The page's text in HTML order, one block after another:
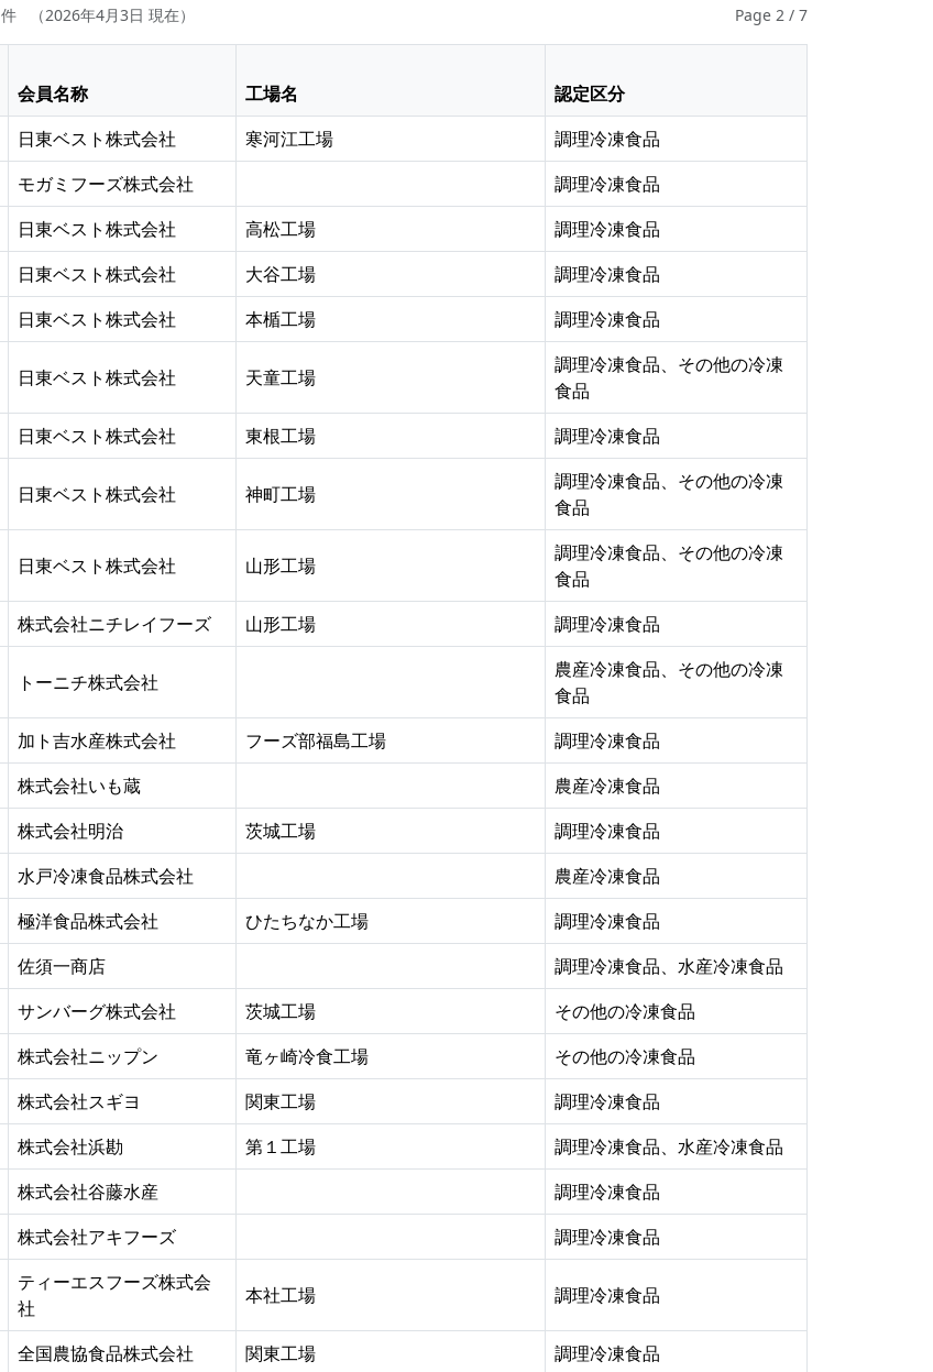
件 （2026年4月3日 現在） Page 2 / 7
会員名称 工場名
認定区分
日東ベスト株式会社 寒河江工場
調理冷凍食品
モガミフーズ株式会社
調理冷凍食品
日東ベスト株式会社 高松工場
調理冷凍食品
日東ベスト株式会社 大谷工場
調理冷凍食品
日東ベスト株式会社 本楯工場 調理冷凍食品
日東ベスト株式会社 天童工場
調理冷凍食品、その他の冷凍
食品
日東ベスト株式会社 東根工場 調理冷凍食品
日東ベスト株式会社 神町工場
調理冷凍食品、その他の冷凍
食品
日東ベスト株式会社 山形工場
調理冷凍食品、その他の冷凍
食品
株式会社ニチレイフーズ 山形工場 調理冷凍食品
トーニチ株式会社
農産冷凍食品、その他の冷凍
食品
加ト吉水産株式会社 フーズ部福島工場
調理冷凍食品
株式会社いも蔵
農産冷凍食品
株式会社明治 茨城工場
調理冷凍食品
水戸冷凍食品株式会社
農産冷凍食品
極洋食品株式会社 ひたちなか工場
調理冷凍食品
佐須一商店
調理冷凍食品、水産冷凍食品
サンバーグ株式会社 茨城工場
その他の冷凍食品
株式会社ニップン 竜ヶ崎冷食工場
その他の冷凍食品
株式会社スギヨ 関東工場
調理冷凍食品
株式会社浜勘 第１工場
調理冷凍食品、水産冷凍食品
株式会社谷藤水産
調理冷凍食品
株式会社アキフーズ 調理冷凍食品
ティーエスフーズ株式会
社
本社工場 調理冷凍食品
全国農協食品株式会社 関東工場
調理冷凍食品